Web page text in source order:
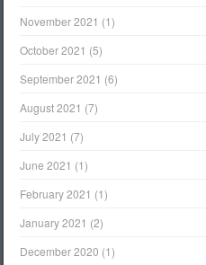
November 2021 (1)
October 2021 (5)
September 2021 (6)
August 2021 (7)
July 2021 (7)
June 2021 (1)
February 2021 (1)
January 2021 (2)
December 2020 (1)